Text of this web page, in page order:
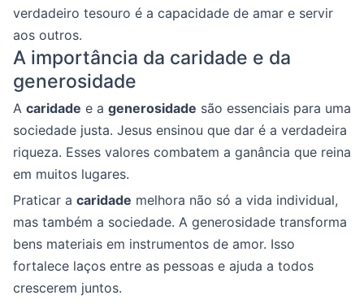
verdadeiro tesouro é a capacidade de amar e servir
aos outros.
A importância da caridade e da
generosidade
A caridade e a generosidade são essenciais para uma
sociedade justa. Jesus ensinou que dar é a verdadeira
riqueza. Esses valores combatem a ganância que reina
em muitos lugares.
Praticar a caridade melhora não só a vida individual,
mas também a sociedade. A generosidade transforma
bens materiais em instrumentos de amor. Isso
fortalece laços entre as pessoas e ajuda a todos
crescerem juntos.